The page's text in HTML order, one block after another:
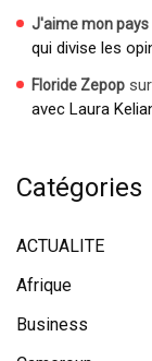
J'aime mon pays
qui divise les
Floride Zepop sur
avec Laura
Catégories
ACTUALITE
Afrique
Business